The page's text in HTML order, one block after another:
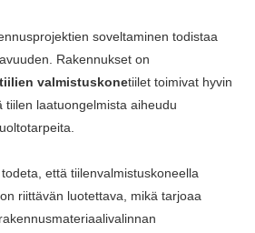
soveltaminen todistaa
Rakennukset on
valmistuskonetiilet toimivat hyvin
tiilen laatuongelmista aiheudu
että tiilenvalmistuskoneella
riittävän luotettava, mikä tarjoaa